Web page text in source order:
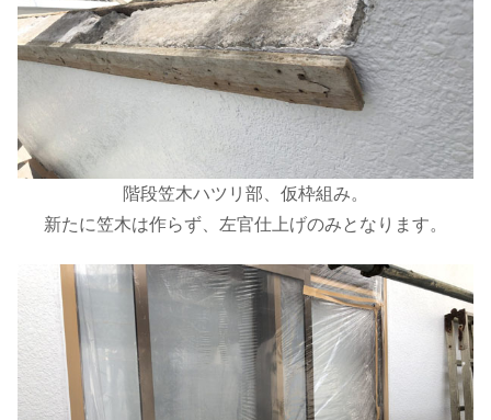
階段笠木ハツリ部、仮枠組み。
新たに笠木は作らず、左官仕上げのみとなります。